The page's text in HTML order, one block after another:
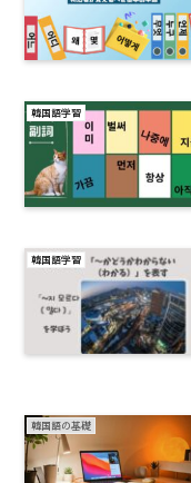
韓国語学習
韓国語学習
韓国語の基礎